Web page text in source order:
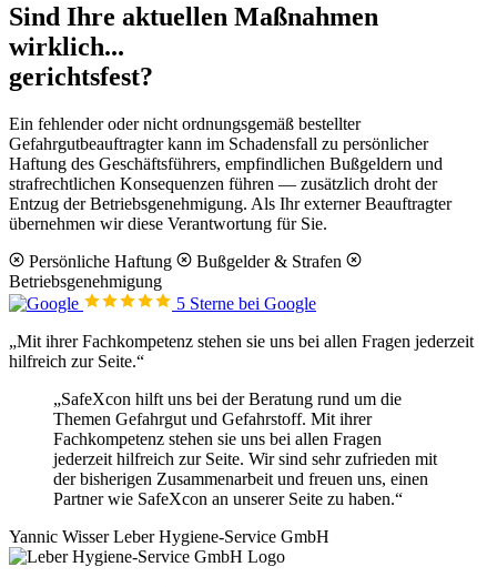
Sind Ihre aktuellen Maßnahmen
wirklich...
gerichtsfest?
Ein fehlender oder nicht ordnungsgemäß bestellter
Gefahrgutbeauftragter kann im Schadensfall zu persönlicher
Haftung des Geschäftsführers, empfindlichen Bußgeldern und
strafrechtlichen Konsequenzen führen — zusätzlich droht der
Entzug der Betriebsgenehmigung. Als Ihr externer Beauftragter
übernehmen wir diese Verantwortung für Sie.
Persönliche Haftung
Bußgelder & Strafen
Betriebsgenehmigung
5 Sterne bei Google
„Mit ihrer Fachkompetenz stehen sie uns bei allen Fragen jederzeit
hilfreich zur Seite.“
„SafeXcon hilft uns bei der Beratung rund um die
Themen Gefahrgut und Gefahrstoff. Mit ihrer
Fachkompetenz stehen sie uns bei allen Fragen
jederzeit hilfreich zur Seite. Wir sind sehr zufrieden mit
der bisherigen Zusammenarbeit und freuen uns, einen
Partner wie SafeXcon an unserer Seite zu haben.“
Yannic Wisser Leber Hygiene-Service GmbH